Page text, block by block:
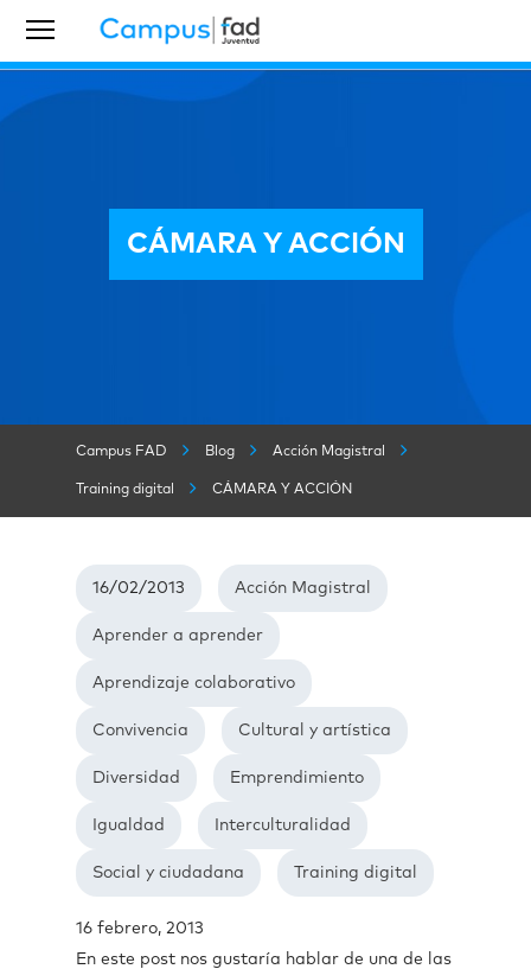
CÁMARA Y ACCIÓN
Campus FAD Blog Acción Magistral
Training digital CÁMARA Y ACCIÓN
16/02/2013 Acción Magistral
Aprender a aprender
Aprendizaje colaborativo
Convivencia Cultural y artística
Diversidad Emprendimiento
Igualdad Interculturalidad
Social y ciudadana Training digital
16 febrero, 2013
En este post nos gustaría hablar de una de las